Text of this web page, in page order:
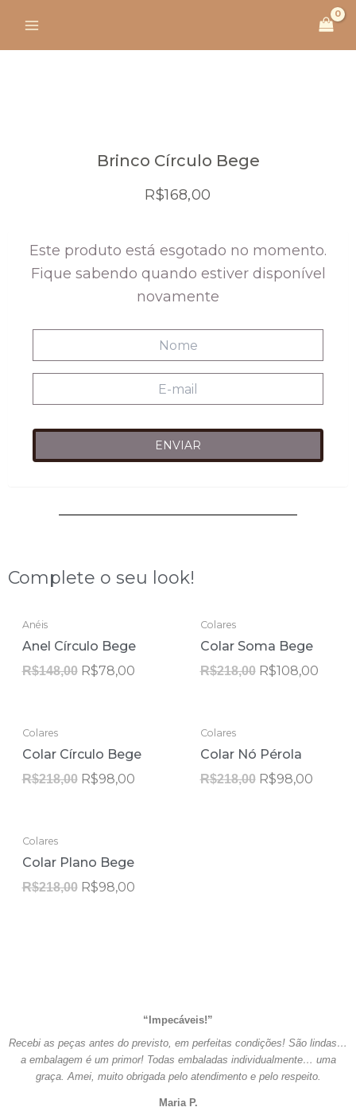
o
Brinco Círculo Bege
R$168,00
Este produto está esgotado no momento.
Fique sabendo quando estiver disponível
novamente
Complete o seu look!
ESGOTADO
Anéis
Anel Círculo Bege
R$148,00
original
era:
R$148,00.
R$78,00
atual
é:
Colares
Colar Soma Bege
R$218,00
original
era:
R$218,00.
R$108,00é:
Colares
Colar Círculo Bege
R$218,00
original
era:
R$218,00.
R$98,00
atual
é:
Colares
Colar Nó Pérola
R$218,00
original
era:
R$218,00.
R$98,00é:
Colares
Colar Plano Bege
R$218,00
original
era:
R$218,00.
R$98,00
atual
é:
“Impecáveis!”
Recebi as peças antes do previsto, em perfeitas condições! São lindas…
a embalagem é um primor! Todas embaladas individualmente… uma
graça. Amei, muito obrigada pelo atendimento e pelo respeito.
Maria P.